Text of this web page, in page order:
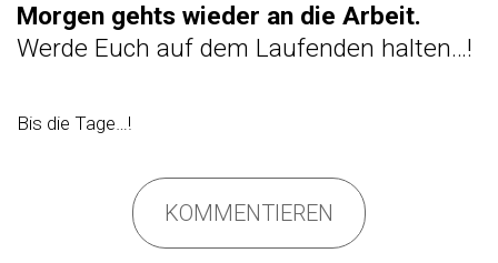
Morgen gehts wieder an die Arbeit.
Werde Euch auf dem Laufenden halten…!
Bis die Tage…!
KOMMENTIEREN